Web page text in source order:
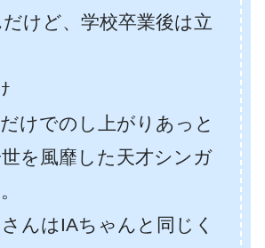
けど、学校卒業後は立
けでのし上がりあっと
を風靡した天才シンガ
んはIAちゃんと同じく